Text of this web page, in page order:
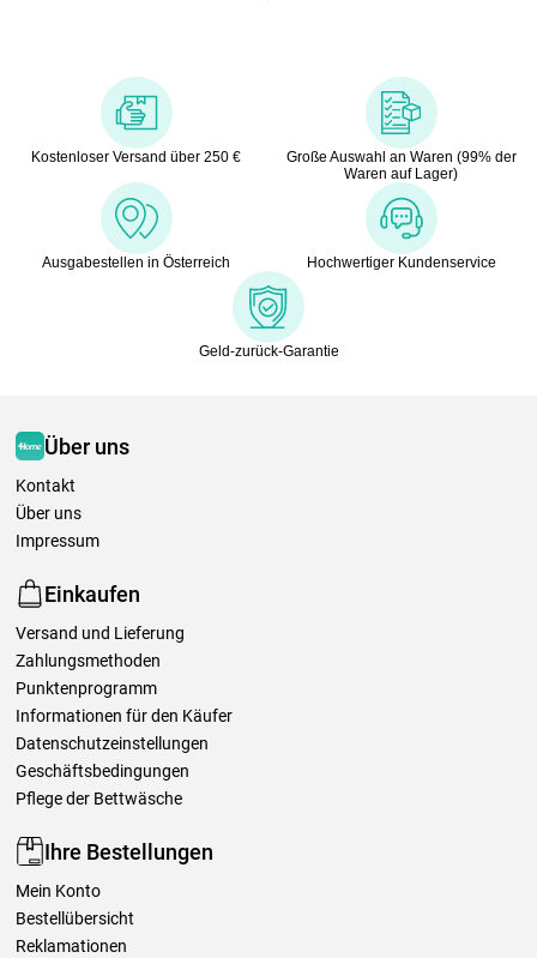
Kostenloser Versand über 250 €
Große Auswahl an Waren (99% der
Waren auf Lager)
Ausgabestellen in Österreich Hochwertiger Kundenservice
Geld-zurück-Garantie
Über uns
Kontakt
Über uns
Impressum
Einkaufen
Versand und Lieferung
Zahlungsmethoden
Punktenprogramm
Informationen für den Käufer
Datenschutzeinstellungen
Geschäftsbedingungen
Pflege der Bettwäsche
Ihre Bestellungen
Mein Konto
Bestellübersicht
Reklamationen